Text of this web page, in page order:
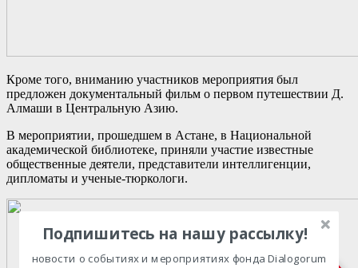
Кроме того, вниманию участников мероприятия был
предложен документальный фильм о первом путешествии Д.
Алмаши в Центральную Азию.
В мероприятии, прошедшем в Астане, в Национальной
академической библиотеке, приняли участие известные
общественные деятели, представители интеллигенции,
дипломаты и ученые-тюркологи.
Подпишитесь на нашу рассылку!
новости о событиях и мероприятиях фонда Dialogorum